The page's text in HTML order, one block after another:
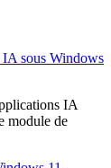
IA sous Windows
IA
module de